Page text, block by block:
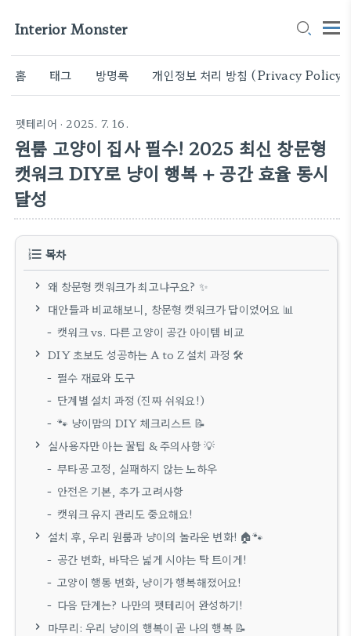
Interior Monster
홈 태그 방명록 개인정보 처리 방침 (Privacy Policy)
펫테리어 · 2025. 7. 16.
원룸 고양이 집사 필수! 2025 최신 창문형
캣워크 DIY로 냥이 행복 + 공간 효율 동시
달성
목차
왜 창문형 캣워크가 최고냐구요? ✨
대안들과 비교해보니, 창문형 캣워크가 답이었어요 📊
캣워크 vs. 다른 고양이 공간 아이템 비교
DIY 초보도 성공하는 A to Z 설치 과정 🛠️
필수 재료와 도구
단계별 설치 과정 (진짜 쉬워요!)
🐾 냥이맘의 DIY 체크리스트 📝
실사용자만 아는 꿀팁 & 주의사항 💡
무타공 고정, 실패하지 않는 노하우
안전은 기본, 추가 고려사항
캣워크 유지 관리도 중요해요!
설치 후, 우리 원룸과 냥이의 놀라운 변화! 🏠🐾
공간 변화, 바닥은 넓게 시야는 탁 트이게!
고양이 행동 변화, 냥이가 행복해졌어요!
다음 단계는? 나만의 펫테리어 완성하기!
마무리: 우리 냥이의 행복이 곧 나의 행복 📝